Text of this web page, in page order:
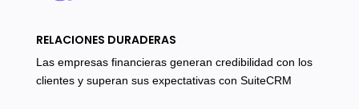
RELACIONES DURADERAS
Las empresas financieras generan credibilidad con los
clientes y superan sus expectativas con SuiteCRM